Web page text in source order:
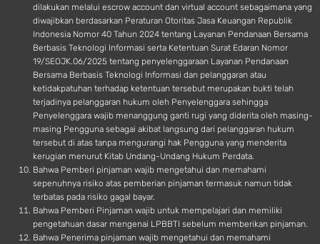
dilakukan melalui escrow account dan virtual account sebagaimana yang
diwajibkan berdasarkan Peraturan Otoritas Jasa Keuangan Republik
Indonesia Nomor 40 Tahun 2024 tentang Layanan Pendanaan Bersama
Berbasis Teknologi Informasi serta Ketentuan Surat Edaran Nomor
19/SEOJK.06/2025 tentang penyelenggaraan Layanan Pendanaan
Bersama Berbasis Teknologi Informasi dan pelanggaran atau
ketidakpatuhan terhadap ketentuan tersebut merupakan bukti telah
terjadinya pelanggaran hukum oleh Penyelenggara sehingga
Penyelenggara wajib menanggung ganti rugi yang diderita oleh masing-
masing Pengguna sebagai akibat langsung dari pelanggaran hukum
tersebut di atas tanpa mengurangi hak Pengguna yang menderita
kerugian menurut Kitab Undang-Undang Hukum Perdata.
Bahwa Pemberi pinjaman wajib mengetahui dan memahami
sepenuhnya risiko atas pemberian pinjaman termasuk namun tidak
terbatas pada risiko gagal bayar.
Bahwa Pemberi Pinjaman wajib untuk mempelajari dan memiliki
pengetahuan dasar mengenai LPBBTI sebelum memberikan pinjaman.
Bahwa Penerima pinjaman wajib mengetahui dan memahami